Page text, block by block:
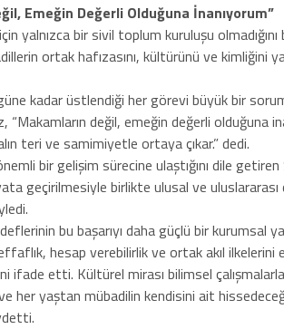
Emeğin Değerli Olduğuna İnanıyorum”
yalnızca bir sivil toplum kuruluşu
ortak hafızasını, kültürünü ve kimliğini
kadar üstlendiği her görevi büyük bir
“Makamların değil, emeğin değerli olduğuna
teri ve samimiyetle ortaya çıkar.” dedi.
bir gelişim sürecine ulaştığını dile
geçirilmesiyle birlikte ulusal ve
bu başarıyı daha güçlü bir kurumsal
hesap verebilirlik ve ortak akıl ilkelerini
ifade etti. Kültürel mirası bilimsel
her yaştan mübadilin kendisini ait